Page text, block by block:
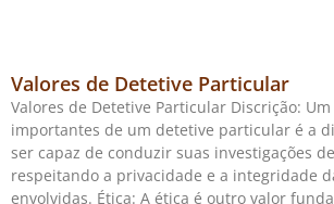
Valores de Detetive Particular
Valores de Detetive Particular Discrição:
importantes de um detetive particular é a
ser capaz de conduzir suas investigações
respeitando a privacidade e a integridade
envolvidas. Ética: A ética é outro valor